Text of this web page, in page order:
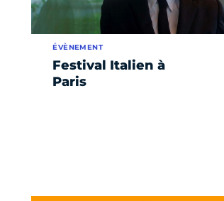
Festival Italien à
Paris
ÉVÈNEMENT